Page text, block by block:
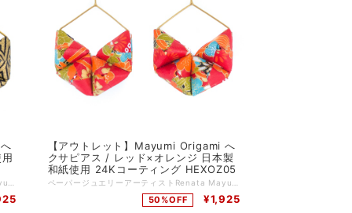
【アウトレット】Mayumi Origami へ
クサピアス / レッド×オレンジ 日本製
和紙使用 24Kコーティング HEXOZ05
50%OFF ¥1,925